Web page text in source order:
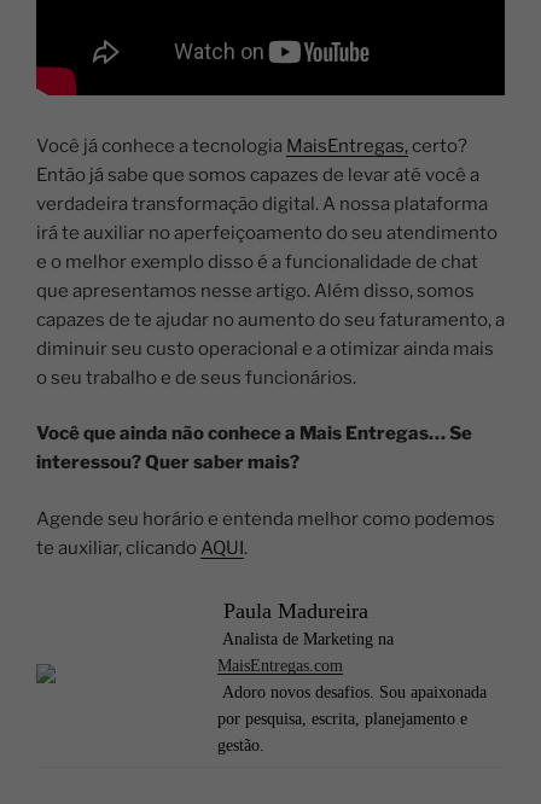
Você já conhece a tecnologia MaisEntregas, certo?
Então já sabe que somos capazes de levar até você a
verdadeira transformação digital. A nossa plataforma
irá te auxiliar no aperfeiçoamento do seu atendimento
e o melhor exemplo disso é a funcionalidade de chat
que apresentamos nesse artigo. Além disso, somos
capazes de te ajudar no aumento do seu faturamento, a
diminuir seu custo operacional e a otimizar ainda mais
o seu trabalho e de seus funcionários.
Você que ainda não conhece a Mais Entregas… Se
interessou? Quer saber mais?
Agende seu horário e entenda melhor como podemos
te auxiliar, clicando AQUI.
Paula Madureira
Analista de Marketing na
MaisEntregas.com
Adoro novos desafios. Sou apaixonada
por pesquisa, escrita, planejamento e
gestão.